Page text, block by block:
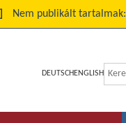
Nem publikált tartalmak:
DEUTSCH ENGLISH